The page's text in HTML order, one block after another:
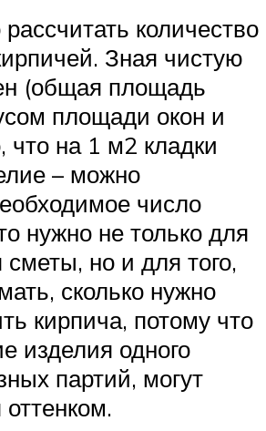
количество
Зная чистую
(общая площадь
площади окон и
что на 1 м2 кладки
– можно
число
нужно не только для
сметы, но и для того,
сколько нужно
кирпича, потому что
изделия одного
партий, могут